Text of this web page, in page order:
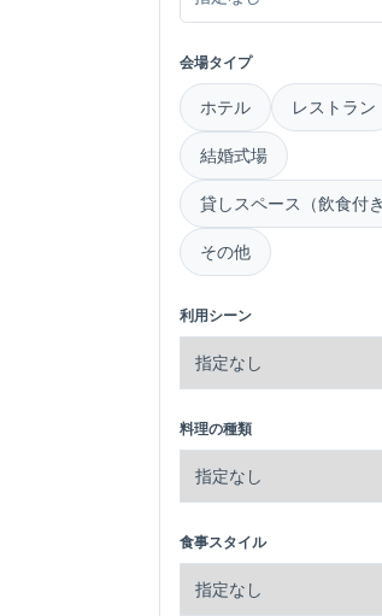
会場タイプ
ホテル レストラン
結婚式場
貸しスペース（飲食付き
その他
利用シーン
料理の種類
食事スタイル